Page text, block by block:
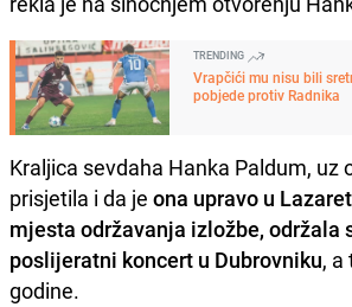
TRENDING
Vrapčići mu nisu bili
pobjede protiv Radnika
Kraljica sevdaha Hanka Paldum, uz
prisjetila i da je ona upravo u
mjesta održavanja izložbe, održala
poslijeratni koncert u Dubrovniku, a
godine.